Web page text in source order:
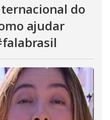
do
ajudar